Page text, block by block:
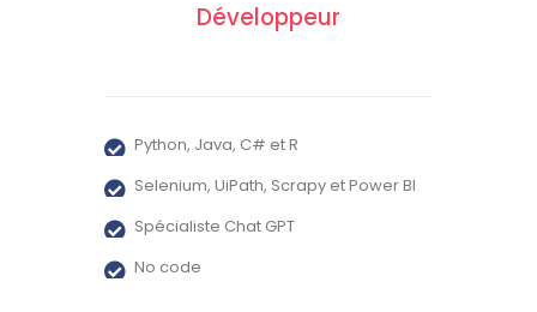
Développeur
Python, Java, C# et R
Selenium, UiPath, Scrapy et Power BI
Spécialiste Chat GPT
No code